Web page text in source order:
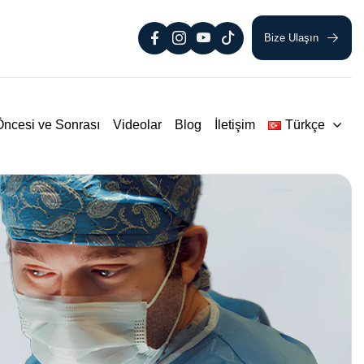
Bize Ulaşın
ve Sonrası Videolar Blog İletişim Türkçe